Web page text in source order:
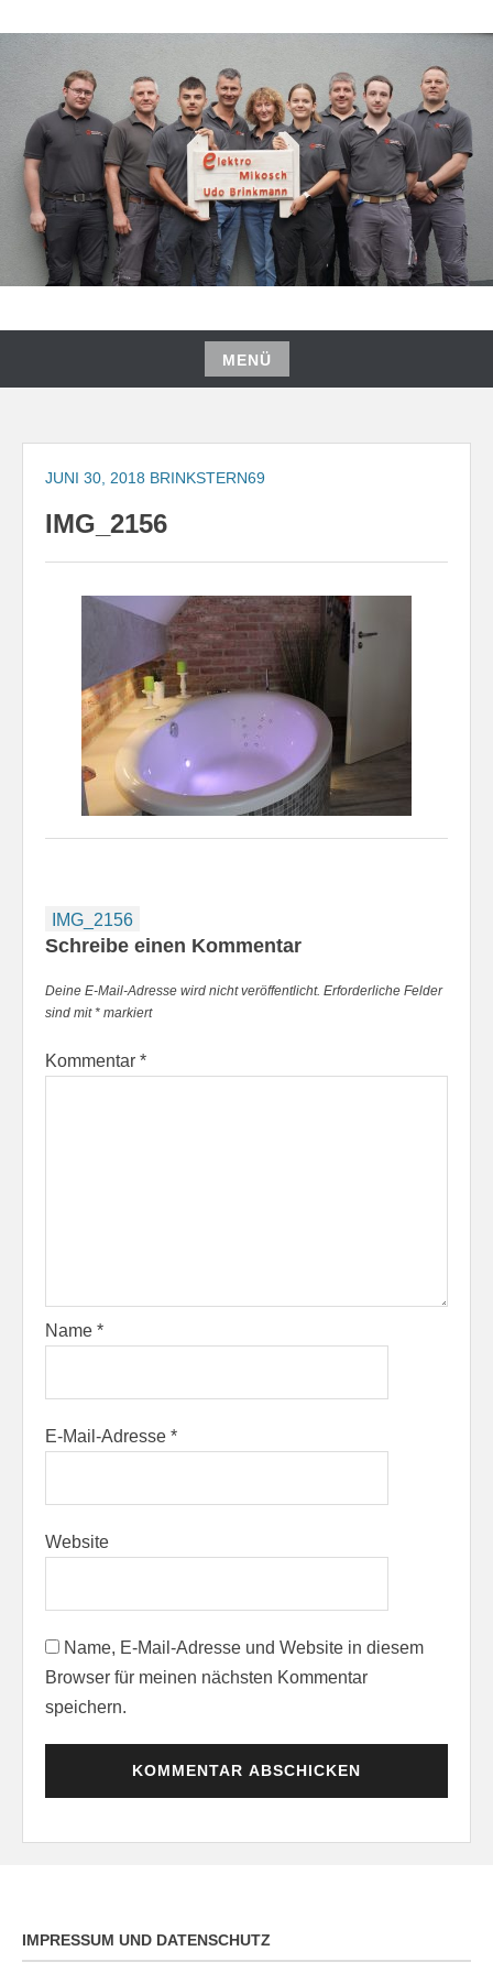
Inhalt
springen
MENÜ
Zum
springen
JUNI 30, 2018 BRINKSTERN69
IMG_2156
Beitragsnavigation
IMG_2156
Schreibe einen Kommentar
Deine E-Mail-Adresse wird nicht veröffentlicht. Erforderliche Felder
sind mit* markiert
Kommentar *
Name *
E-Mail-Adresse *
Website
Name, E-Mail-Adresse und Website in diesem
Browser für meinen nächsten Kommentar
speichern.
IMPRESSUM UND DATENSCHUTZ